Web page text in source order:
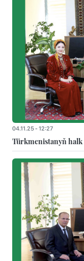
04.11.25 - 12:27
Türkmenistanyň